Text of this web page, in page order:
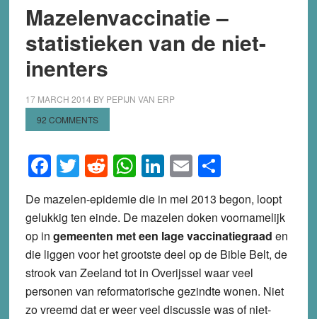
Mazelenvaccinatie –
statistieken van de niet-
inenters
17 MARCH 2014 BY PEPIJN VAN ERP
92 COMMENTS
Facebook
Twitter
Reddit
WhatsApp
LinkedIn
EmailShare
De mazelen-epidemie die in mei 2013 begon, loopt
gelukkig ten einde. De mazelen doken voornamelijk
op in gemeenten met een lage vaccinatiegraad en
die liggen voor het grootste deel op de Bible Belt, de
strook van Zeeland tot in Overijssel waar veel
personen van reformatorische gezindte wonen. Niet
zo vreemd dat er weer veel discussie was of niet-